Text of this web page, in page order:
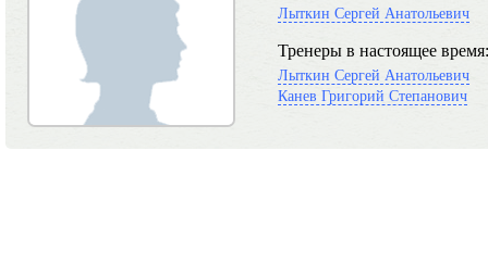
Лыткин Сергей Анатольевич
Тренеры в настоящее время:
Лыткин Сергей Анатольевич
Канев Григорий Степанович